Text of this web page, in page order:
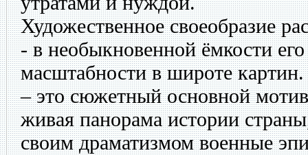
Художественное своеобразие
- в необыкновенной ёмкости
масштабности в широте
– это сюжетный основной
живая панорама истории
своим драматизмом военные